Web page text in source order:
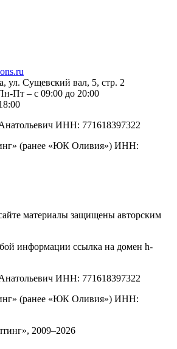
ул. Сущевский вал, 5, стр. 2
Пт – с 09:00 до 20:00
ИНН: 771618397322
(ранее «ЮК Оливия») ИНН:
материалы защищены авторским
информации ссылка на домен h-
ИНН: 771618397322
(ранее «ЮК Оливия») ИНН:
2009–2026